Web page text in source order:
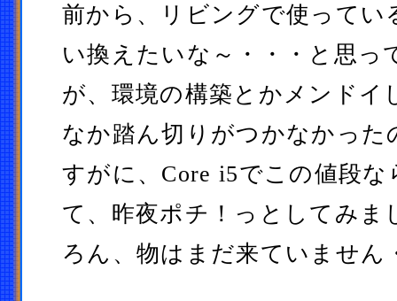
前から、リビングで使ってい
い換えたいな～・・・と思っ
が、環境の構築とかメンドイ
なか踏ん切りがつかなかった
すがに、Core i5でこの値段な
て、昨夜ポチ！っとしてみま
ろん、物はまだ来ていません